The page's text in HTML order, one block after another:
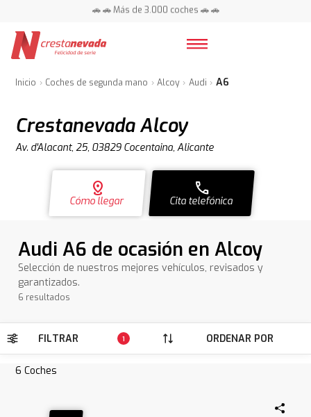
🚗 🚗 Más de 3.000 coches 🚗 🚗
Inicio Coches de segunda mano Alcoy Audi A6
Crestanevada Alcoy
Av. d'Alacant, 25, 03829 Cocentaina, Alicante
distance
Cómo llegar
call
Cita telefónica
Audi A6 de ocasión en Alcoy
Selección de nuestros mejores vehículos, revisados y
garantizados.
6 resultados
FILTRAR 1 ORDENAR POR
6 Coches